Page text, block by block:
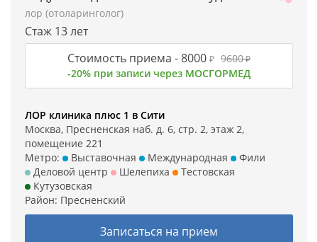
лор (отоларинголог)
Стаж 13 лет
Стоимость приема -8000 ₽ 9600₽
-20% при записи через МОСГОРМЕД
ЛОР клиника плюс 1 в Сити
Москва, Пресненская наб. д. 6, стр. 2, этаж 2,
помещение 221
Метро:
Выставочная Международная
Фили
Деловой центр
Шелепиха
Тестовская
Кутузовская
Район: Пресненский
Записаться на прием